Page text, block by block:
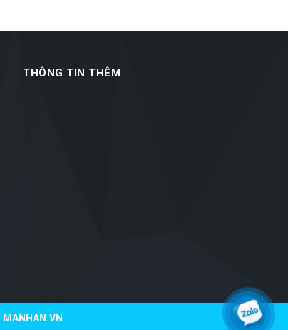
THÔNG TIN THÊM
MANHAN.VN